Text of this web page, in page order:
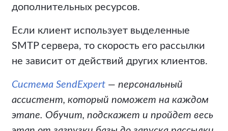
дополнительных ресурсов.
Если клиент использует выделенные
SMTP сервера, то скорость его рассылки
не зависит от действий других клиентов.
Система SendExpert — персональный
ассистент, который поможет на каждом
этапе. Обучит, подскажет и пройдет весь